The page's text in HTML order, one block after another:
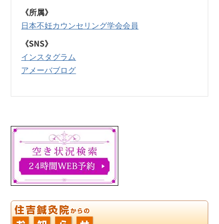
《所属》
日本不妊カウンセリング学会会員
《SNS》
インスタグラム
アメーバブログ